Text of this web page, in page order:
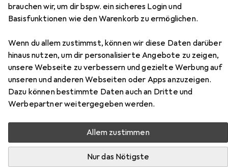
brauchen wir, um dir bspw. ein sicheres Login und
Basisfunktionen wie den Warenkorb zu ermöglichen.
Wenn du allem zustimmst, können wir diese Daten darüber
hinaus nutzen, um dir personalisierte Angebote zu zeigen,
unsere Webseite zu verbessern und gezielte Werbung auf
unseren und anderen Webseiten oder Apps anzuzeigen.
Dazu können bestimmte Daten auch an Dritte und
Werbepartner weitergegeben werden.
Allem zustimmen
Nur das Nötigste
Zubehör für Atelier del Sofa
Aitana
Hier findest du passendes Zubehör zum Produkt Atelier
del Sofa Aitana aus der Kategorie Dekokissen.